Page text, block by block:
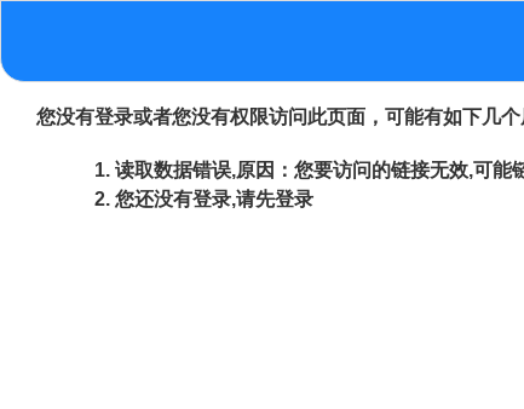
您没有登录或者您没有权限访问此页面，可能有如下几个
读取数据错误,原因：您要访问的链接无效,可能
您还没有登录,请先登录